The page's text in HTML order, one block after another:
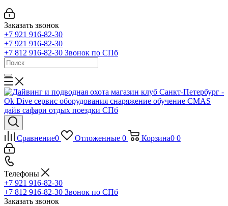
Заказать звонок
+7 921 916-82-30
+7 921 916-82-30
+7 812 916-82-30 Звонок по СПб
Сравнение0 Отложенные 0 Корзина0 0
Телефоны
+7 921 916-82-30
+7 812 916-82-30 Звонок по СПб
Заказать звонок